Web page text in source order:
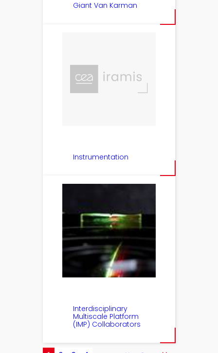
Giant Van Karman
Instrumentation
Interdisciplinary
Multiscale Platform
(IMP) Collaborators